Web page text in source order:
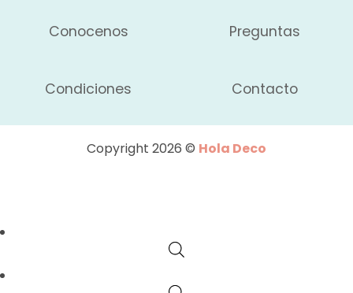
Conocenos Preguntas
Condiciones Contacto
Copyright 2026 © Hola Deco